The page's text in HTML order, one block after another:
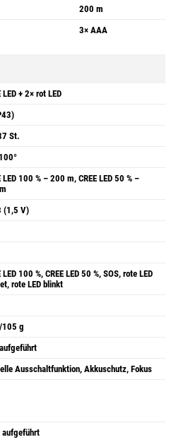
200 m
3× AAA
LED + 2× rot LED
St.
LED 100 % – 200 m, CREE LED 50 % –
(1,5 V)
LED 100 %, CREE LED 50 %, SOS, rote LED
rote LED blinkt
g
Ausschaltfunktion, Akkuschutz, Fokus
aufgeführt